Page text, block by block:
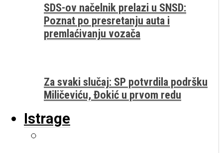
SDS-ov načelnik prelazi u SNSD:
Poznat po presretanju auta i
premlaćivanju vozača
Za svaki slučaj: SP potvrdila podršku
Miličeviću, Đokić u prvom redu
Istrage